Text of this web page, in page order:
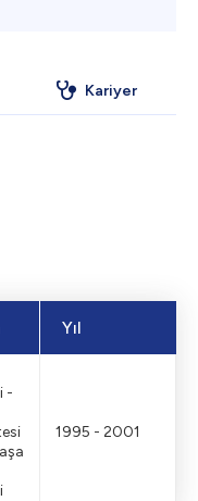
Kariyer
Yıl
-
1995 - 2001